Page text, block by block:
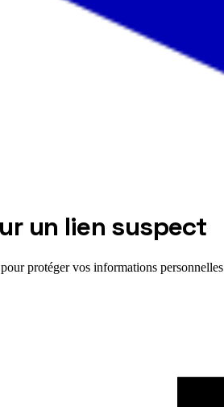
un lien suspect
protéger vos informations